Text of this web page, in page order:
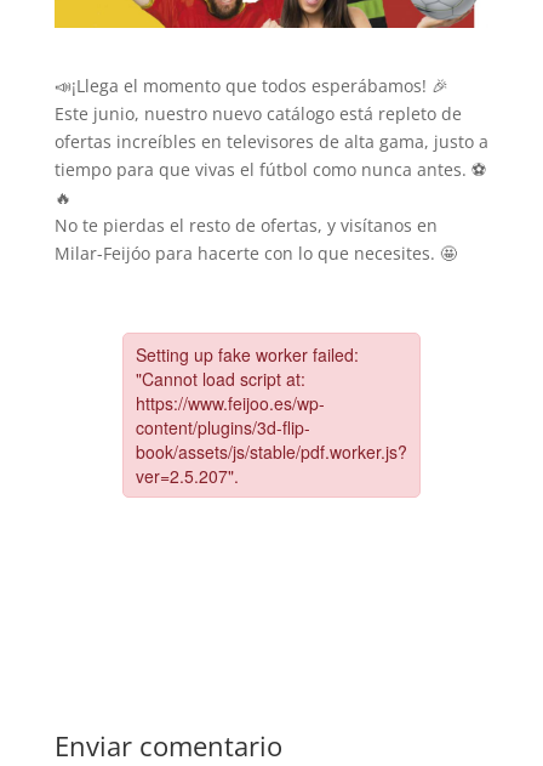
📣¡Llega el momento que todos esperábamos! 🎉
Este junio, nuestro nuevo catálogo está repleto de
ofertas increíbles en televisores de alta gama, justo a
tiempo para que vivas el fútbol como nunca antes. ⚽️
🔥
No te pierdas el resto de ofertas, y visítanos en
Milar-Feijóo para hacerte con lo que necesites. 🤩
Enviar comentario